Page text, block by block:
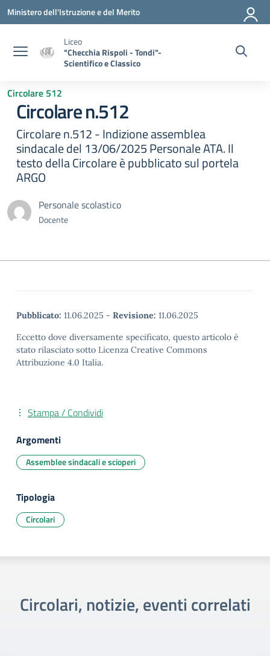
Vai ai contenuti
Vai al menu di navigazione
Vai al footer
Ministero dell'Istruzione e del Merito
Liceo
"Checchia Rispoli - Tondi"-
Scientifico e Classico
Circolare 512
Circolare n.512
Circolare n.512 - Indizione assemblea
sindacale del 13/06/2025 Personale ATA. Il
testo della Circolare è pubblicato sul portela
ARGO
Personale scolastico
Docente
Pubblicato: 11.06.2025 - Revisione: 11.06.2025
Eccetto dove diversamente specificato, questo articolo è
stato rilasciato sotto Licenza Creative Commons
Attribuzione 4.0 Italia.
Stampa / Condividi
Argomenti
Assemblee sindacali e scioperi
Tipologia
Circolari
Circolari, notizie, eventi correlati